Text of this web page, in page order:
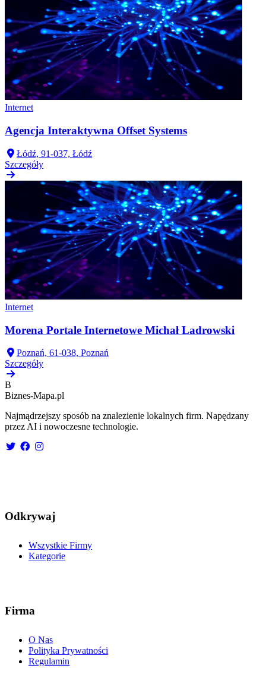
Internet
Agencja Interaktywna Offset Systems
Łódź, 91-037, Łódź
Szczegóły
Internet
Morena Portale Internetowe Michał Ladrowski
Poznań, 61-038, Poznań
Szczegóły
B
Biznes-Mapa.pl
Najmądrzejszy sposób na znalezienie lokalnych firm. Napędzany
przez AI i nowoczesne technologie.
Odkrywaj
Wszystkie Firmy
Kategorie
Firma
O Nas
Polityka Prywatności
Regulamin